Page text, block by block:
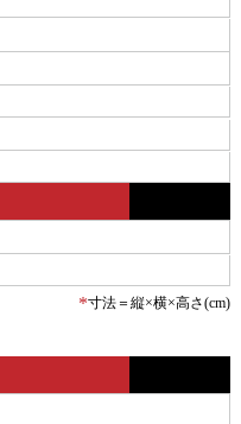
*寸法＝縦×横×高さ(cm)